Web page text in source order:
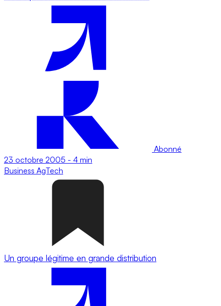
Abonné
23 octobre 2005 - 4 min
Business AgTech
Un groupe légitime en grande distribution